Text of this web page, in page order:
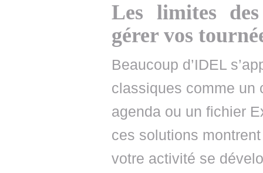
Les limites
gérer vos
Beaucoup d’IDEL
classiques comme un
agenda ou un fichier
ces solutions
votre activité se